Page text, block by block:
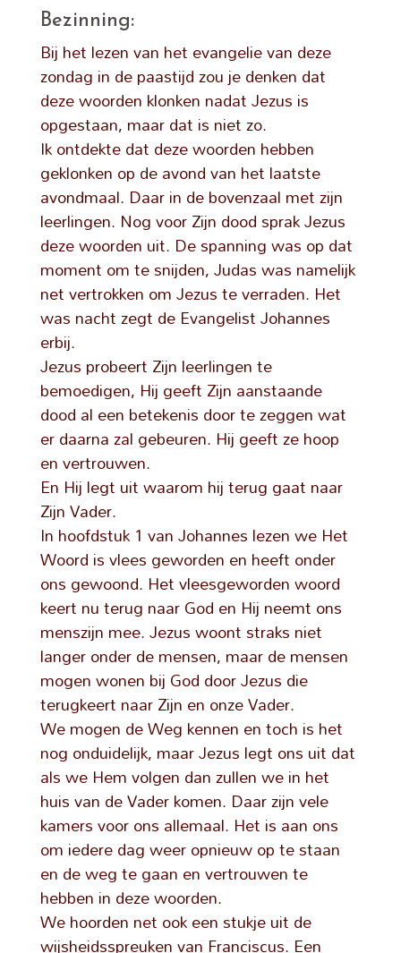
Bezinning:
Bij het lezen van het evangelie van deze
zondag in de paastijd zou je denken dat
deze woorden klonken nadat Jezus is
opgestaan, maar dat is niet zo.
Ik ontdekte dat deze woorden hebben
geklonken op de avond van het laatste
avondmaal. Daar in de bovenzaal met zijn
leerlingen. Nog voor Zijn dood sprak Jezus
deze woorden uit. De spanning was op dat
moment om te snijden, Judas was namelijk
net vertrokken om Jezus te verraden. Het
was nacht zegt de Evangelist Johannes
erbij.
Jezus probeert Zijn leerlingen te
bemoedigen, Hij geeft Zijn aanstaande
dood al een betekenis door te zeggen wat
er daarna zal gebeuren. Hij geeft ze hoop
en vertrouwen.
En Hij legt uit waarom hij terug gaat naar
Zijn Vader.
In hoofdstuk 1 van Johannes lezen we Het
Woord is vlees geworden en heeft onder
ons gewoond. Het vleesgeworden woord
keert nu terug naar God en Hij neemt ons
menszijn mee. Jezus woont straks niet
langer onder de mensen, maar de mensen
mogen wonen bij God door Jezus die
terugkeert naar Zijn en onze Vader.
We mogen de Weg kennen en toch is het
nog onduidelijk, maar Jezus legt ons uit dat
als we Hem volgen dan zullen we in het
huis van de Vader komen. Daar zijn vele
kamers voor ons allemaal. Het is aan ons
om iedere dag weer opnieuw op te staan
en de weg te gaan en vertrouwen te
hebben in deze woorden.
We hoorden net ook een stukje uit de
wijsheidsspreuken van Franciscus. Een